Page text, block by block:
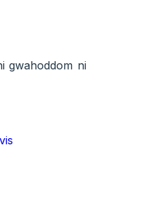
gwahoddom ni